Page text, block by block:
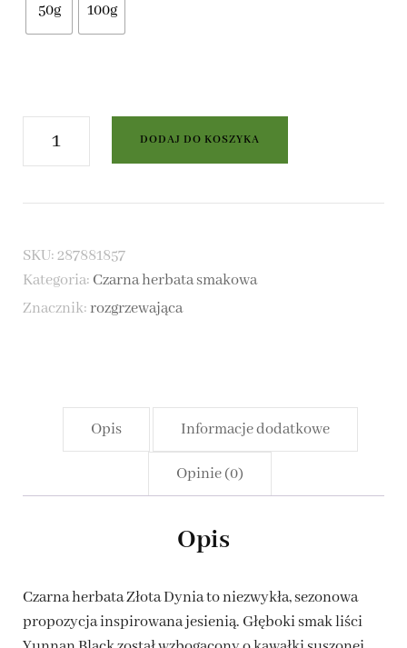
50g 100g
ilość
Czarna
herbata
Złota
Dynia
DODAJ DO KOSZYKA
SKU:287881857
Kategoria: Czarna herbata smakowa
Znacznik:rozgrzewająca
Opis Informacje dodatkowe
Opinie (0)
Opis
Czarna herbata Złota Dynia to niezwykła, sezonowa
propozycja inspirowana jesienią. Głęboki smak liści